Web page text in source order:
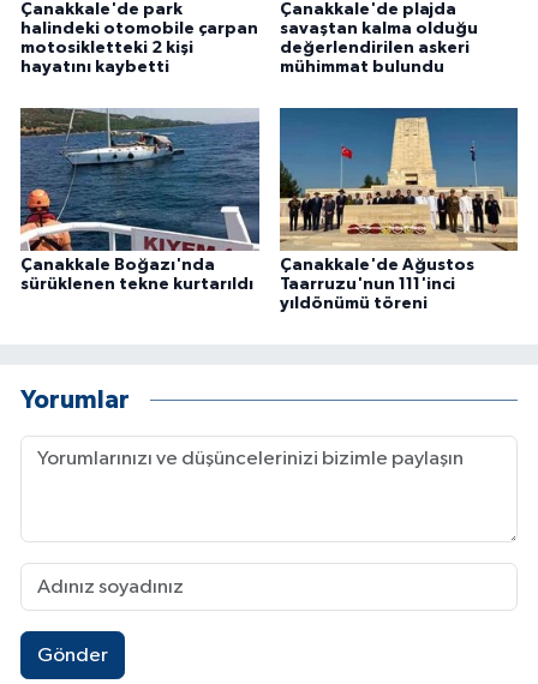
Çanakkale'de park
halindeki otomobile çarpan
motosikletteki 2 kişi
hayatını kaybetti
Çanakkale'de plajda
savaştan kalma olduğu
değerlendirilen askeri
mühimmat bulundu
Çanakkale Boğazı'nda
sürüklenen tekne kurtarıldı
Çanakkale'de Ağustos
Taarruzu'nun 111'inci
yıldönümü töreni
Yorumlar
Gönder